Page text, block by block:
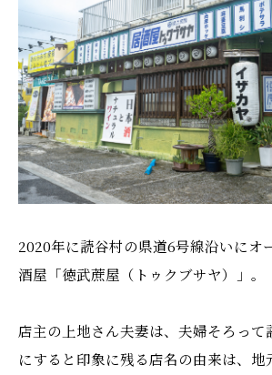
2020年に読谷村の県道6号線沿いにオ
酒屋「徳武蔗屋（トゥクブサヤ）」。
店主の上地さん夫妻は、夫婦そろって
にすると印象に残る店名の由来は、地